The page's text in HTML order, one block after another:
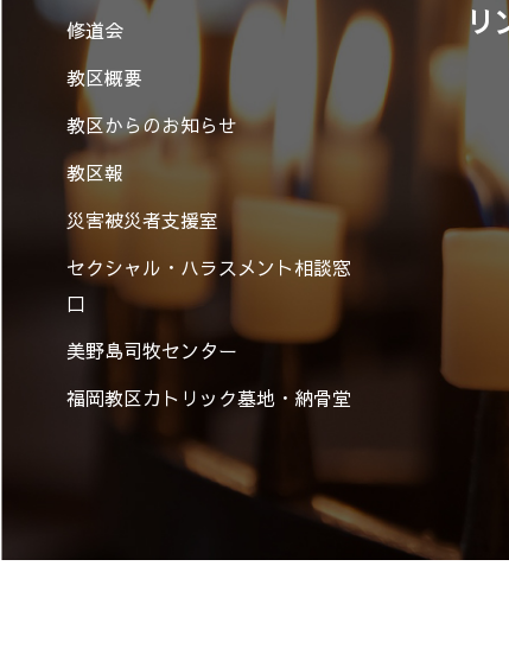
修道会
教区概要
教区からのお知らせ
教区報
災害被災者支援室
セクシャル・ハラスメント相談窓
口
美野島司牧センター
福岡教区カトリック墓地・納骨堂
リ